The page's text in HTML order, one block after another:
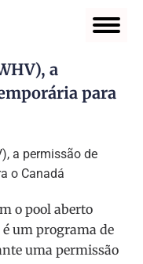
a
para
o pool aberto
é um programa de
uma permissão